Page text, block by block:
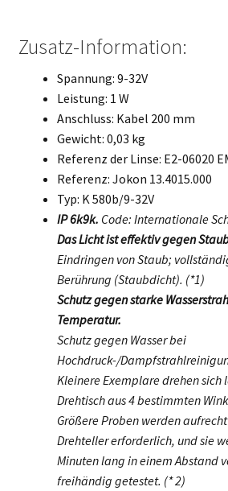
Zusatz-Information:
Spannung: 9-32V
Leistung: 1 W
Anschluss: Kabel 200 mm
Gewicht: 0,03 kg
Referenz der Linse: E2-06020
Referenz: Jokon 13.4015.000
Typ: K 580b/9-32V
IP 6k9k. Code: Internationale
Das Licht ist effektiv gegen
Eindringen von Staub;
Berührung (Staubdicht). (*1)
Schutz gegen starke
Temperatur.
Schutz gegen Wasser bei
Hochdruck-/
Kleinere Exemplare drehen sich
Drehtisch aus 4 bestimmten
Größere Proben werden
Drehteller erforderlich, und sie
Minuten lang in einem Abstand
freihändig getestet. (* 2)